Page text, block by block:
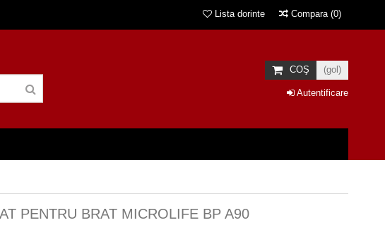
Compara (0)
Lista dorinte
COŞ (gol)
Autentificare
PENTRU BRAT MICROLIFE BP A90